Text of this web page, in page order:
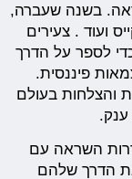
בשנה שעברה,
ועוד . צעירים
לספר על הדרך
פיננסית.
והצלחות בעולם
ענק.
השראה עם
הדרך שלהם